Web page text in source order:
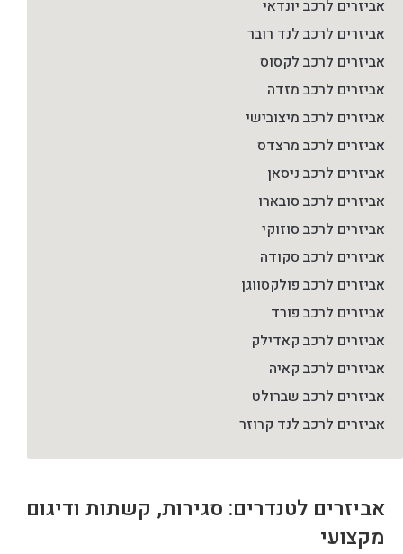
אביזרים לרכב יונדאי
אביזרים לרכב לנד רובר
אביזרים לרכב לקסוס
אביזרים לרכב מזדה
אביזרים לרכב מיצובישי
אביזרים לרכב מרצדס
אביזרים לרכב ניסאן
אביזרים לרכב סובארו
אביזרים לרכב סוזוקי
אביזרים לרכב סקודה
אביזרים לרכב פולקסווגן
אביזרים לרכב פורד
אביזרים לרכב קאדילק
אביזרים לרכב קאיה
אביזרים לרכב שברולט
אביזרים לרכב לנד קרוזר
אביזרים לטנדרים: סגירות, קשתות ודיגום
מקצועי